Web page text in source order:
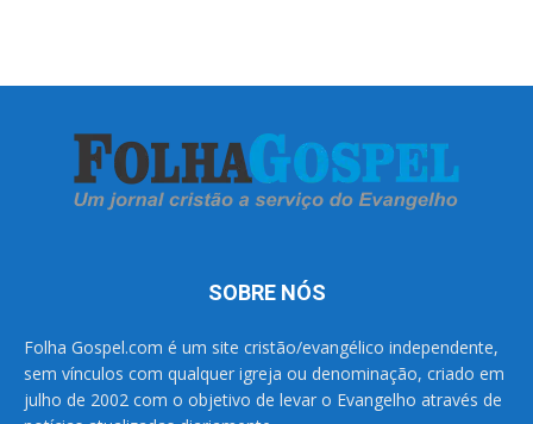
SOBRE NÓS
Folha Gospel.com é um site cristão/evangélico independente,
sem vínculos com qualquer igreja ou denominação, criado em
julho de 2002 com o objetivo de levar o Evangelho através de